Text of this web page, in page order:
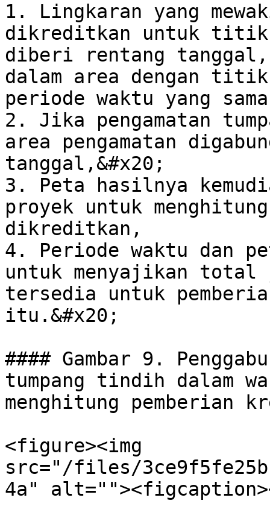
1. Lingkaran yang
dikreditkan untuk titik
diberi rentang tanggal,
dalam area dengan titik
periode waktu yang
2. Jika pengamatan
area pengamatan
tanggal,&#x20;
3. Peta hasilnya
proyek untuk
dikreditkan,
4. Periode waktu dan
untuk menyajikan total
tersedia untuk
itu.&#x20;
#### Gambar 9.
tumpang tindih dalam
menghitung pemberian
<figure><img
src="/files/
4a"